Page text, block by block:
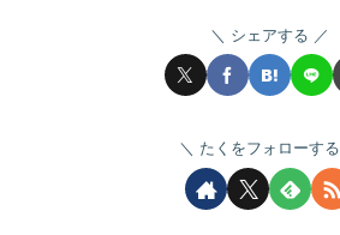
シェアする
たくをフォローする